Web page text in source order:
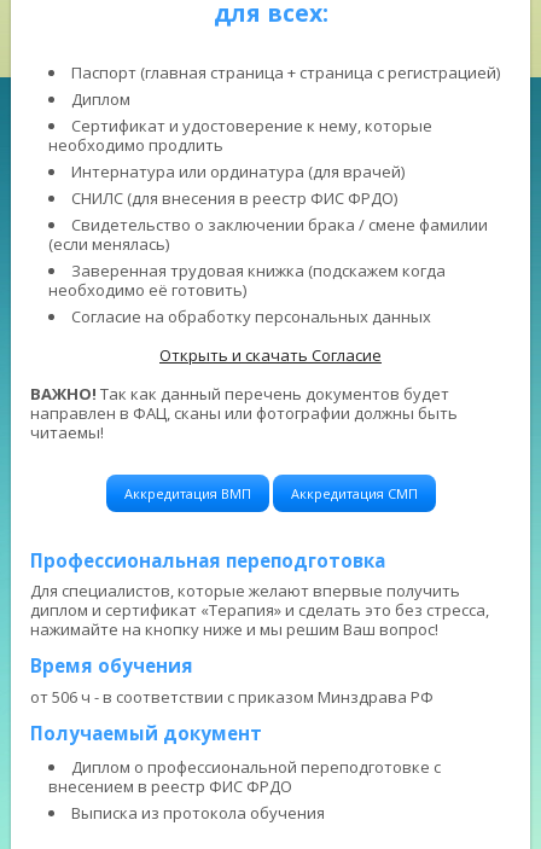
для всех:
Паспорт (главная страница + страница с регистрацией)
Диплом
Сертификат и удостоверение к нему, которые
необходимо продлить
Интернатура или ординатура (для врачей)
СНИЛС (для внесения в реестр ФИС ФРДО)
Свидетельство о заключении брака / смене фамилии
(если менялась)
Заверенная трудовая книжка (подскажем когда
необходимо её готовить)
Согласие на обработку персональных данных
Открыть и скачать Согласие
ВАЖНО! Так как данный перечень документов будет
направлен в ФАЦ, сканы или фотографии должны быть
читаемы!
Аккредитация ВМП Аккредитация СМП
Профессиональная переподготовка
Для специалистов, которые желают впервые получить
диплом и сертификат «Терапия» и сделать это без стресса,
нажимайте на кнопку ниже и мы решим Ваш вопрос!
Время обучения
от 506 ч - в соответствии с приказом Минздрава РФ
Получаемый документ
Диплом о профессиональной переподготовке с
внесением в реестр ФИС ФРДО
Выписка из протокола обучения